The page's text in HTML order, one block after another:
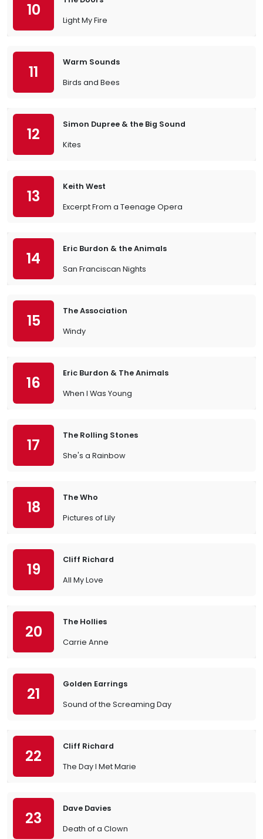
10
Light My Fire
11
Warm Sounds
Birds and Bees
12
Simon Dupree & the Big Sound
Kites
13
Keith West
Excerpt From a Teenage Opera
14
Eric Burdon & the Animals
San Franciscan Nights
15
The Association
Windy
16
Eric Burdon & The Animals
When I Was Young
17
The Rolling Stones
She's a Rainbow
18
The Who
Pictures of Lily
19
Cliff Richard
All My Love
20
The Hollies
Carrie Anne
21
Golden Earrings
Sound of the Screaming Day
22
Cliff Richard
The Day I Met Marie
23
Dave Davies
Death of a Clown